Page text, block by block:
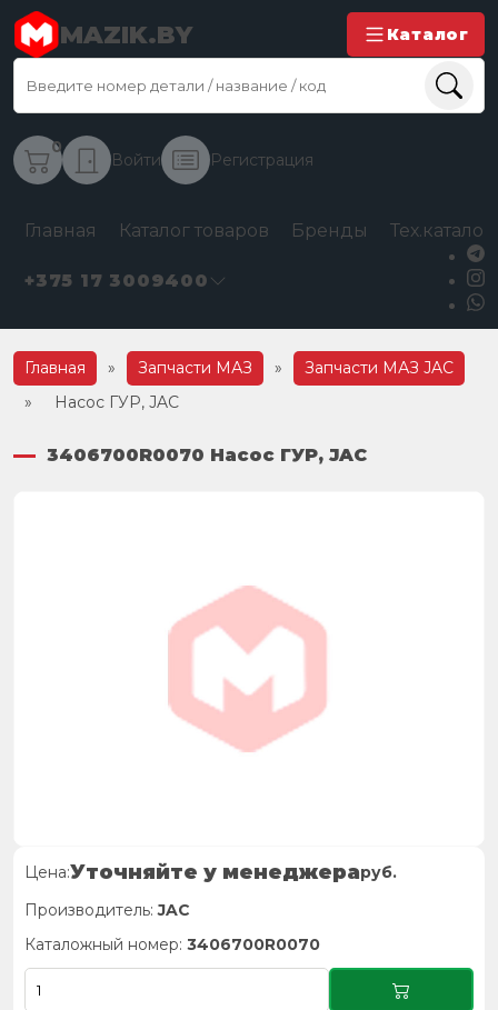
MAZIK.BY Каталог
0
Войти Регистрация
Главная Каталог товаров Бренды
+375 17 3009400
Главная » Запчасти МАЗ »
Запчасти МАЗ JAC
»
Насос ГУР, JAC
3406700R0070 Насос ГУР, JAC
Цена:Уточняйте у менеджераруб.
Производитель:JAC
Каталожный номер: 3406700R0070